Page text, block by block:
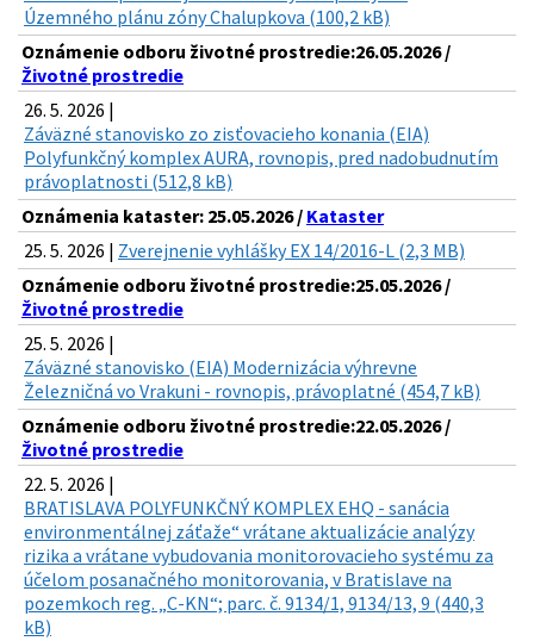
Územného plánu zóny Chalupkova (100,2 kB)
Oznámenie odboru životné prostredie:26.05.2026 /
Životné prostredie
26. 5. 2026 |
Záväzné stanovisko zo zisťovacieho konania (EIA)
Polyfunkčný komplex AURA, rovnopis, pred nadobudnutím
právoplatnosti (512,8 kB)
Oznámenia kataster: 25.05.2026 / Kataster
25. 5. 2026 | Zverejnenie vyhlášky EX 14/2016-L (2,3 MB)
Oznámenie odboru životné prostredie:25.05.2026 /
Životné prostredie
25. 5. 2026 |
Záväzné stanovisko (EIA) Modernizácia výhrevne
Železničná vo Vrakuni - rovnopis, právoplatné (454,7 kB)
Oznámenie odboru životné prostredie:22.05.2026 /
Životné prostredie
22. 5. 2026 |
BRATISLAVA POLYFUNKČNÝ KOMPLEX EHQ - sanácia
environmentálnej záťaže“ vrátane aktualizácie analýzy
rizika a vrátane vybudovania monitorovacieho systému za
účelom posanačného monitorovania, v Bratislave na
pozemkoch reg. „C-KN“; parc. č. 9134/1, 9134/13, 9 (440,3
kB)